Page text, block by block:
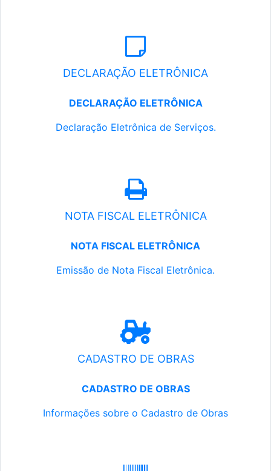
DECLARAÇÃO ELETRÔNICA
DECLARAÇÃO ELETRÔNICA
Declaração Eletrônica de Serviços.
NOTA FISCAL ELETRÔNICA
NOTA FISCAL ELETRÔNICA
Emissão de Nota Fiscal Eletrônica.
CADASTRO DE OBRAS
CADASTRO DE OBRAS
Informações sobre o Cadastro de Obras